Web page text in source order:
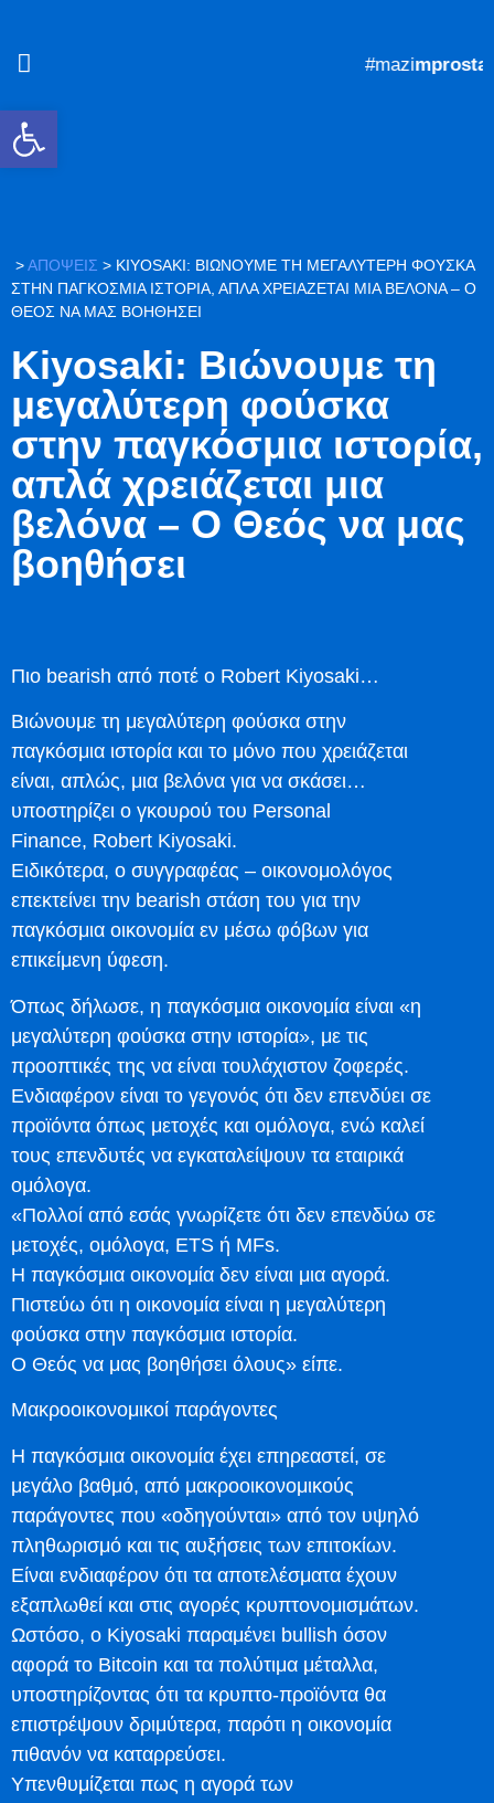
Ανοίξτε τη γραμμή εργαλείων
#mazimprosta
>ΑΠΟΨΕΙΣ > KIYOSAKI: ΒΙΏΝΟΥΜΕ ΤΗ ΜΕΓΑΛΎΤΕΡΗ ΦΟΎΣΚΑ
ΣΤΗΝ ΠΑΓΚΌΣΜΙΑ ΙΣΤΟΡΊΑ, ΑΠΛΆ ΧΡΕΙΆΖΕΤΑΙ ΜΙΑ ΒΕΛΌΝΑ – Ο
ΘΕΌΣ ΝΑ ΜΑΣ ΒΟΗΘΉΣΕΙ
Kiyosaki: Βιώνουμε τη
μεγαλύτερη φούσκα
στην παγκόσμια ιστορία,
απλά χρειάζεται μια
βελόνα – Ο Θεός να μας
βοηθήσει
Πιο bearish από ποτέ o Robert Kiyosaki…
Βιώνουμε τη μεγαλύτερη φούσκα στην
παγκόσμια ιστορία και το μόνο που χρειάζεται
είναι, απλώς, μια βελόνα για να σκάσει…
υποστηρίζει ο γκουρού του Personal
Finance, Robert Kiyosaki.
Ειδικότερα, ο συγγραφέας – οικονομολόγος
επεκτείνει την bearish στάση του για την
παγκόσμια οικονομία εν μέσω φόβων για
επικείμενη ύφεση.
Όπως δήλωσε, η παγκόσμια οικονομία είναι «η
μεγαλύτερη φούσκα στην ιστορία», με τις
προοπτικές της να είναι τουλάχιστον ζοφερές.
Ενδιαφέρον είναι το γεγονός ότι δεν επενδύει σε
προϊόντα όπως μετοχές και ομόλογα, ενώ καλεί
τους επενδυτές να εγκαταλείψουν τα εταιρικά
ομόλογα.
«Πολλοί από εσάς γνωρίζετε ότι δεν επενδύω σε
μετοχές, ομόλογα, ETS ή MFs.
Η παγκόσμια οικονομία δεν είναι μια αγορά.
Πιστεύω ότι η οικονομία είναι η μεγαλύτερη
φούσκα στην παγκόσμια ιστορία.
Ο Θεός να μας βοηθήσει όλους» είπε.
Μακροοικονομικοί παράγοντες
Η παγκόσμια οικονομία έχει επηρεαστεί, σε
μεγάλο βαθμό, από μακροοικονομικούς
παράγοντες που «οδηγούνται» από τον υψηλό
πληθωρισμό και τις αυξήσεις των επιτοκίων.
Είναι ενδιαφέρον ότι τα αποτελέσματα έχουν
εξαπλωθεί και στις αγορές κρυπτονομισμάτων.
Ωστόσο, ο Kiyosaki παραμένει bullish όσον
αφορά το Bitcoin και τα πολύτιμα μέταλλα,
υποστηρίζοντας ότι τα κρυπτο-προϊόντα θα
επιστρέψουν δριμύτερα, παρότι η οικονομία
πιθανόν να καταρρεύσει.
Υπενθυμίζεται πως η αγορά των